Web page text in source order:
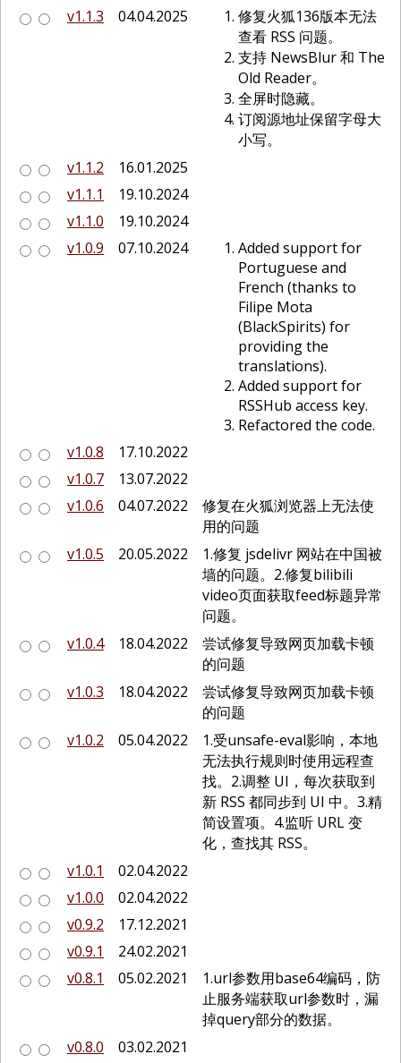
v1.1.3
04.04.2025
修复火狐136版本无法
查看 RSS 问题。
支持 NewsBlur 和 The
Old Reader。
全屏时隐藏。
订阅源地址保留字母大
小写。
v1.1.2
16.01.2025
v1.1.1
19.10.2024
v1.1.0
19.10.2024
v1.0.9
07.10.2024
Added support for
Portuguese and
French (thanks to
Filipe Mota
(BlackSpirits) for
providing the
translations).
Added support for
RSSHub access key.
Refactored the code.
v1.0.8
17.10.2022
v1.0.7
13.07.2022
v1.0.6
04.07.2022
修复在火狐浏览器上无法使
用的问题
v1.0.5
20.05.2022
1.修复 jsdelivr 网站在中国被
墙的问题。2.修复bilibili
video页面获取feed标题异常
问题。
v1.0.4
18.04.2022
尝试修复导致网页加载卡顿
的问题
v1.0.3
18.04.2022
尝试修复导致网页加载卡顿
的问题
v1.0.2
05.04.2022
1.受unsafe-eval影响，本地
无法执行规则时使用远程查
找。2.调整 UI，每次获取到
新 RSS 都同步到 UI 中。3.精
简设置项。4.监听 URL 变
化，查找其 RSS。
v1.0.1
02.04.2022
v1.0.0
02.04.2022
v0.9.2
17.12.2021
v0.9.1
24.02.2021
v0.8.1
05.02.2021
1.url参数用base64编码，防
止服务端获取url参数时，漏
掉query部分的数据。
v0.8.0
03.02.2021